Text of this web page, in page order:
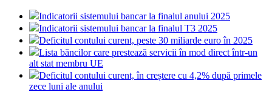
Indicatorii sistemului bancar la finalul anului 2025
Indicatorii sistemului bancar la finalul T3 2025
Deficitul contului curent, peste 30 miliarde euro în 2025
Lista băncilor care prestează servicii în mod direct într-un
alt stat membru UE
Deficitul contului curent, în creștere cu 4,2% după primele
zece luni ale anului